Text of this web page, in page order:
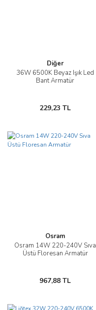
Diğer
36W 6500K Beyaz Işık Led
Bant Armatür
229,23 TL
Osram
Osram 14W 220-240V Sıva
Üstü Floresan Armatür
967,88 TL